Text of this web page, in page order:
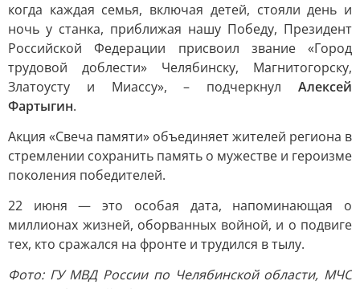
когда каждая семья, включая детей, стояли день и
ночь у станка, приближая нашу Победу, Президент
Российской Федерации присвоил звание «Город
трудовой доблести» Челябинску, Магнитогорску,
Златоусту и Миассу», – подчеркнул Алексей
Фартыгин.
Акция «Свеча памяти» объединяет жителей региона в
стремлении сохранить память о мужестве и героизме
поколения победителей.
22 июня — это особая дата, напоминающая о
миллионах жизней, оборванных войной, и о подвиге
тех, кто сражался на фронте и трудился в тылу.
Фото: ГУ МВД России по Челябинской области, МЧС